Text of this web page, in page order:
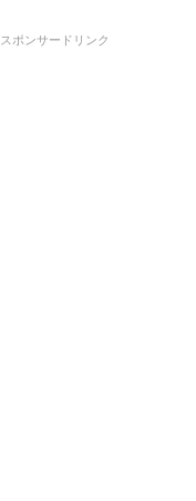
スポンサードリンク